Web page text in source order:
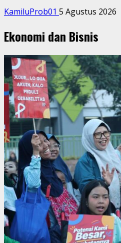
KamiluProb01 5 Agustus 2026
Ekonomi dan Bisnis